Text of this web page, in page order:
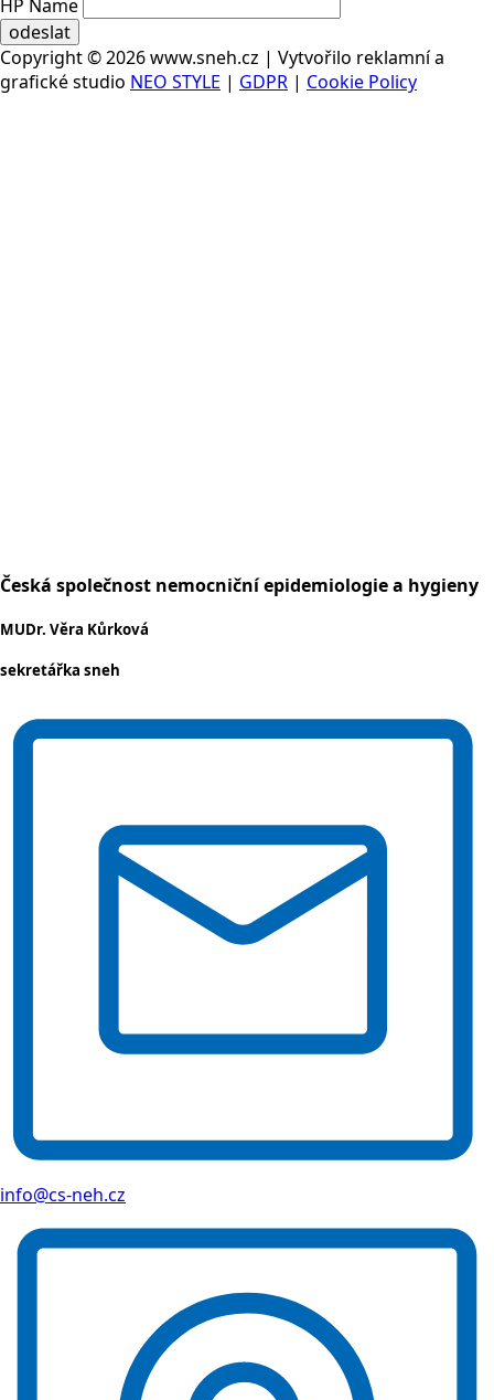
HP Name
odeslat
Copyright © 2026 www.sneh.cz | Vytvořilo reklamní a
grafické studio NEO STYLE | GDPR | Cookie Policy
Česká společnost nemocniční epidemiologie a hygieny
MUDr. Věra Kůrková
sekretářka sneh
info@cs-neh.cz